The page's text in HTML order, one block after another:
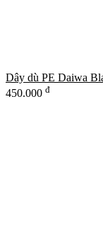
Dây dù PE Daiwa
450.000 đ